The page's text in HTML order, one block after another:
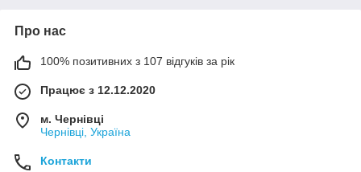
Про нас
100% позитивних з 107 відгуків за рік
Працює з 12.12.2020
м. Чернівці
Чернівці, Україна
Контакти